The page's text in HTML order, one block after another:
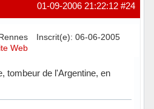
#24
01-09-2006 21:22:12
Inscrit(e): 06-06-2005
Web
tombeur de l'Argentine, en